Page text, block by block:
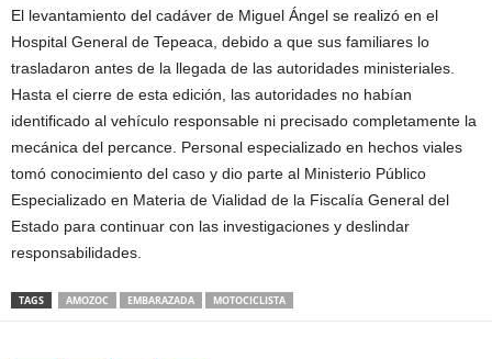
El levantamiento del cadáver de Miguel Ángel se realizó en el
Hospital General de Tepeaca, debido a que sus familiares lo
trasladaron antes de la llegada de las autoridades ministeriales.
Hasta el cierre de esta edición, las autoridades no habían
identificado al vehículo responsable ni precisado completamente la
mecánica del percance. Personal especializado en hechos viales
tomó conocimiento del caso y dio parte al Ministerio Público
Especializado en Materia de Vialidad de la Fiscalía General del
Estado para continuar con las investigaciones y deslindar
responsabilidades.
TAGS AMOZOC EMBARAZADA MOTOCICLISTA